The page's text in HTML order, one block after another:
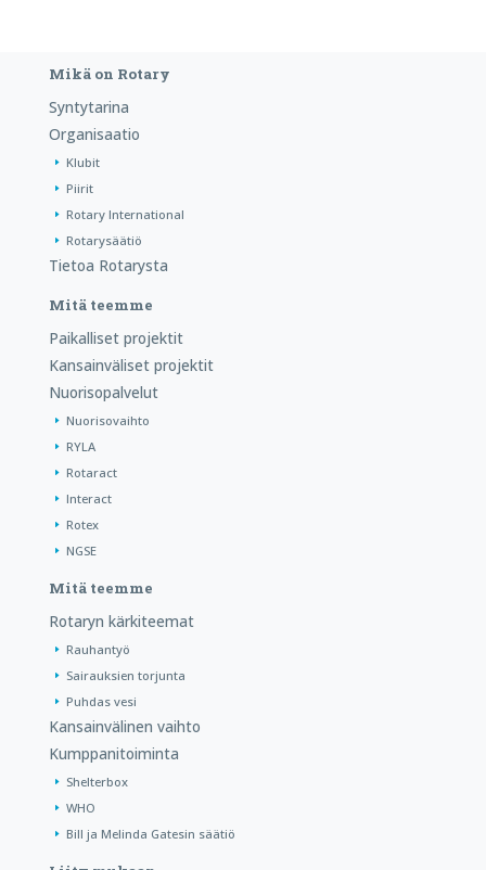
Mikä on Rotary
Syntytarina
Organisaatio
Klubit
Piirit
Rotary International
Rotarysäätiö
Tietoa Rotarysta
Mitä teemme
Paikalliset projektit
Kansainväliset projektit
Nuorisopalvelut
Nuorisovaihto
RYLA
Rotaract
Interact
Rotex
NGSE
Mitä teemme
Rotaryn kärkiteemat
Rauhantyö
Sairauksien torjunta
Puhdas vesi
Kansainvälinen vaihto
Kumppanitoiminta
Shelterbox
WHO
Bill ja Melinda Gatesin säätiö